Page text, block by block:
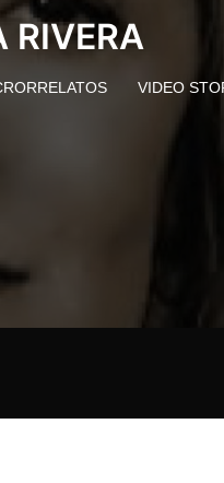
RIVERA
VIDEO